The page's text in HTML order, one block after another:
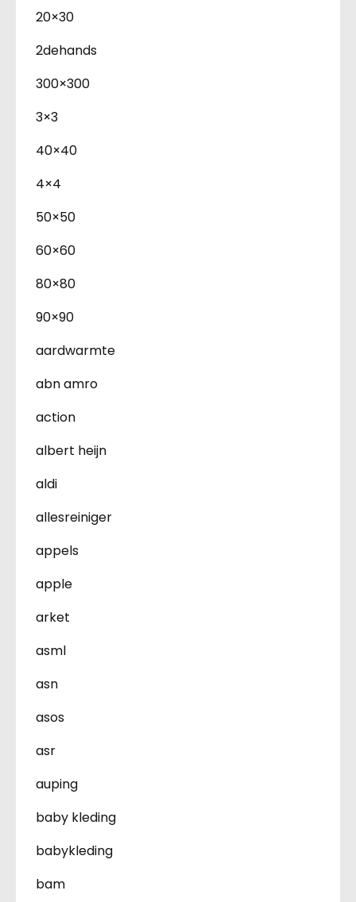
20×30
2dehands
300×300
3×3
40×40
4×4
50×50
60×60
80×80
90×90
aardwarmte
abn amro
action
albert heijn
aldi
allesreiniger
appels
apple
arket
asml
asn
asos
asr
auping
baby kleding
babykleding
bam